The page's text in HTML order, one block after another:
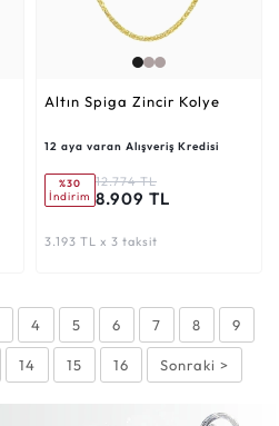
Altın Spiga Zincir Kolye
12 aya varan Alışveriş Kredisi
%30
İndirim
12.774 TL
8.909 TL
3.193 TL x 3 taksit
4 5 6 7 8 9
14 15 16 Sonraki >